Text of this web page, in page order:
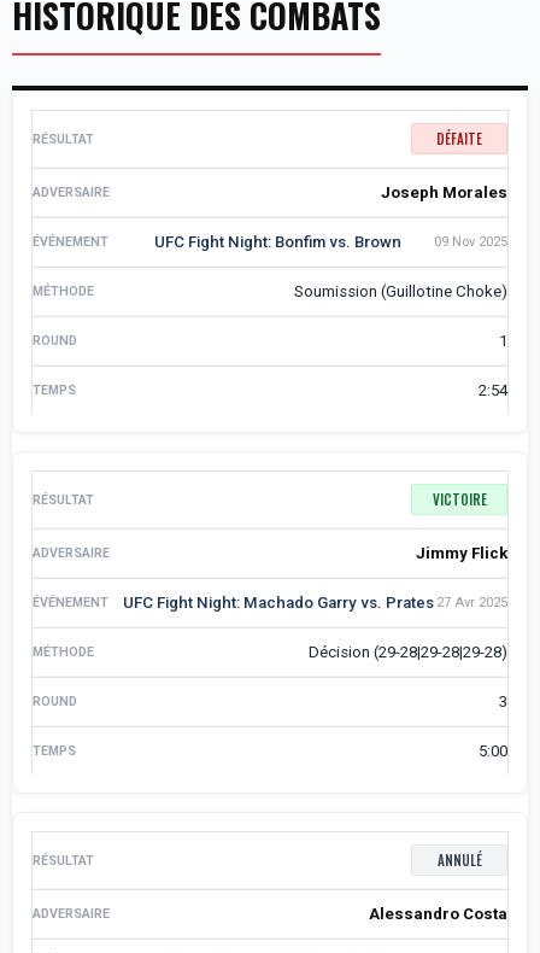
HISTORIQUE DES COMBATS
DÉFAITE
Joseph Morales
UFC Fight Night: Bonfim vs. Brown 09 Nov 2025
Soumission (Guillotine Choke)
1
2:54
VICTOIRE
Jimmy Flick
UFC Fight Night: Machado Garry vs. Prates 27 Avr 2025
Décision (29-28|29-28|29-28)
3
5:00
ANNULÉ
Alessandro Costa